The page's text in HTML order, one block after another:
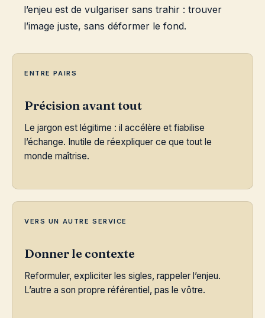
l’enjeu est de vulgariser sans trahir : trouver
l’image juste, sans déformer le fond.
ENTRE PAIRS
Précision avant tout
Le jargon est légitime : il accélère et fiabilise
l’échange. Inutile de réexpliquer ce que tout le
monde maîtrise.
VERS UN AUTRE SERVICE
Donner le contexte
Reformuler, expliciter les sigles, rappeler l’enjeu.
L’autre a son propre référentiel, pas le vôtre.